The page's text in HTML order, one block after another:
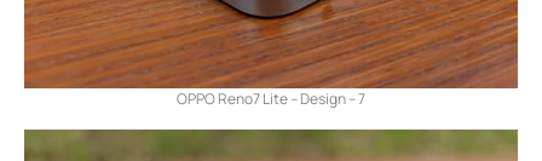
OPPO Reno7 Lite – Design – 7